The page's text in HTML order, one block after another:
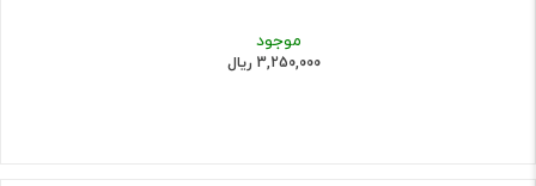
موجود
3,250,000 ریال